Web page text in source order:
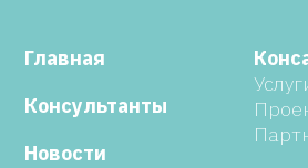
Главная
Консультанты
Новости